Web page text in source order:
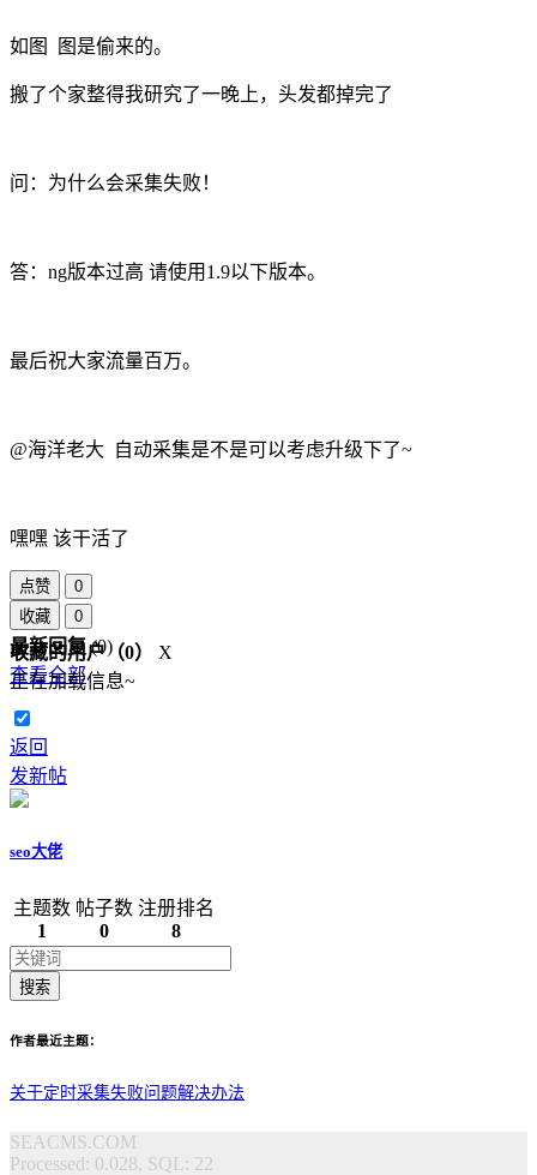
如图 图是偷来的。
搬了个家整得我研究了一晚上，头发都掉完了
问：为什么会采集失败！
答：ng版本过高 请使用1.9以下版本。
最后祝大家流量百万。
@海洋老大 自动采集是不是可以考虑升级下了~
嘿嘿 该干活了
点赞
0
收藏
0
收藏的用户（0）
X
正在加载信息~
最新回复(0)
查看全部
返回
发新帖
seo大佬
主题数
1
帖子数
0
注册排名
8
搜索
作者最近主题：
关于定时采集失败问题解决办法
SEACMS.COM
Processed: 0.028, SQL: 22